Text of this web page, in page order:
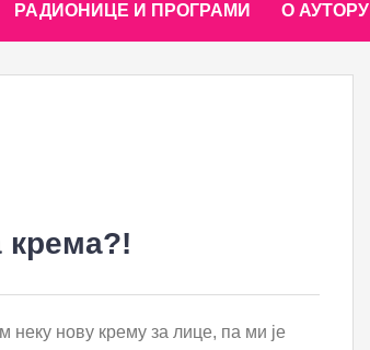
РАДИОНИЦЕ И ПРОГРАМИ О АУТОРУ
крема?!
неку нову крему за лице, па ми је